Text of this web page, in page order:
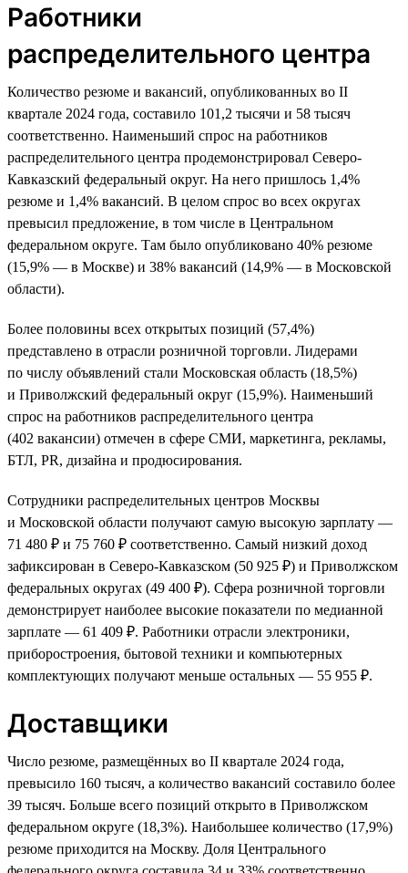
Работники
распределительного центра
Количество резюме и вакансий, опубликованных во II
квартале 2024 года, составило 101,2 тысячи и 58 тысяч
соответственно. Наименьший спрос на работников
распределительного центра продемонстрировал Северо-
Кавказский федеральный округ. На него пришлось 1,4%
резюме и 1,4% вакансий. В целом спрос во всех округах
превысил предложение, в том числе в Центральном
федеральном округе. Там было опубликовано 40% резюме
(15,9% — в Москве) и 38% вакансий (14,9% — в Московской
области).
Более половины всех открытых позиций (57,4%)
представлено в отрасли розничной торговли. Лидерами
по числу объявлений стали Московская область (18,5%)
и Приволжский федеральный округ (15,9%). Наименьший
спрос на работников распределительного центра
(402 вакансии) отмечен в сфере СМИ, маркетинга, рекламы,
БТЛ, PR, дизайна и продюсирования.
Сотрудники распределительных центров Москвы
и Московской области получают самую высокую зарплату —
71 480 ₽ и 75 760 ₽ соответственно. Самый низкий доход
зафиксирован в Северо-Кавказском (50 925 ₽) и Приволжском
федеральных округах (49 400 ₽). Сфера розничной торговли
демонстрирует наиболее высокие показатели по медианной
зарплате — 61 409 ₽. Работники отрасли электроники,
приборостроения, бытовой техники и компьютерных
комплектующих получают меньше остальных — 55 955 ₽.
Доставщики
Число резюме, размещённых во II квартале 2024 года,
превысило 160 тысяч, а количество вакансий составило более
39 тысяч. Больше всего позиций открыто в Приволжском
федеральном округе (18,3%). Наибольшее количество (17,9%)
резюме приходится на Москву. Доля Центрального